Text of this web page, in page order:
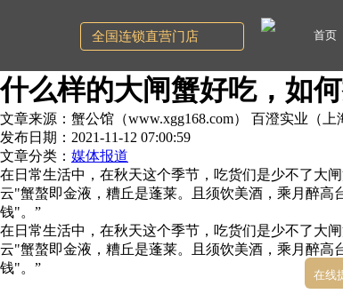
什么样的大闸蟹好吃，如
文章来源：蟹公馆（www.xgg168.com） 百澄实业（上
发布日期：2021-11-12 07:00:59
文章分类： 媒体报道
在日常生活中，在秋天这个季节，吃货们是少不了大
云"蟹螯即金液，糟丘是蓬莱。且须饮美酒，乘月醉
钱"。”
在日常生活中，在秋天这个季节，吃货们是少不了大
云"蟹螯即金液，糟丘是蓬莱。且须饮美酒，乘月醉
钱"。”
全国连锁直营门店
首页
在线